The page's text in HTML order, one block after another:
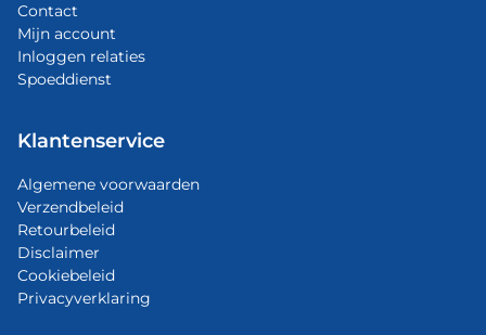
Contact
Mijn account
Inloggen relaties
Spoeddienst
Klantenservice
Algemene voorwaarden
Verzendbeleid
Retourbeleid
Disclaimer
Cookiebeleid
Privacyverklaring